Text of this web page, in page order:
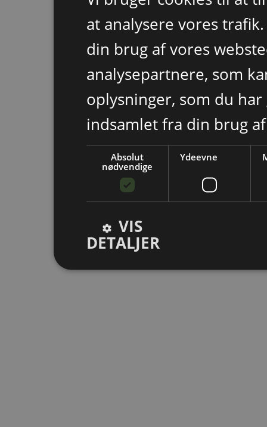
at analysere vores
din brug af vores
analysepartnere, som
oplysninger, som du
indsamlet fra din brug
Absolut
nødvendige
Ydeevne
VIS
DETALJER